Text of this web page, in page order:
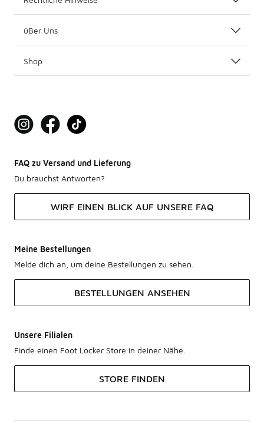
üBer Uns
Shop
FAQ zu Versand und Lieferung
Du brauchst Antworten?
WIRF EINEN BLICK AUF UNSERE FAQ
Meine Bestellungen
Melde dich an, um deine Bestellungen zu sehen.
BESTELLUNGEN ANSEHEN
Unsere Filialen
Finde einen Foot Locker Store in deiner Nähe.
STORE FINDEN